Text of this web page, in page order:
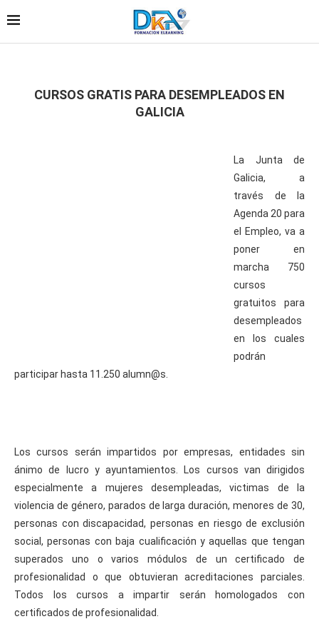
CURSOS GRATIS PARA DESEMPLEADOS EN
GALICIA
La Junta de
Galicia, a
través de la
Agenda 20 para
el Empleo, va a
poner en
marcha 750
cursos
gratuitos para
desempleados
en los cuales
podrán
participar hasta 11.250 alumn@s.
Los cursos serán impartidos por empresas, entidades sin
ánimo de lucro y ayuntamientos. Los cursos van dirigidos
especialmente a mujeres desempleadas, victimas de la
violencia de género, parados de larga duración, menores de 30,
personas con discapacidad, personas en riesgo de exclusión
social, personas con baja cualificación y aquellas que tengan
superados uno o varios módulos de un certificado de
profesionalidad o que obtuvieran acreditaciones parciales.
Todos los cursos a impartir serán homologados con
certificados de profesionalidad.